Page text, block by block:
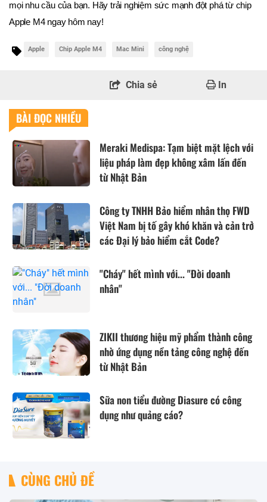
mọi nhu cầu của bạn. Hãy trải nghiệm sức mạnh đột phá từ chip
Apple M4 ngay hôm nay!
Apple Chip Apple M4 Mac Mini công nghệ
Chia sẻ In
BÀI ĐỌC NHIỀU
Meraki Medispa: Tạm biệt mặt lệch với
liệu pháp làm đẹp không xâm lấn đến
từ Nhật Bản
Công ty TNHH Bảo hiểm nhân thọ FWD
Việt Nam bị tố gây khó khăn và cản trở
các Đại lý bảo hiểm cắt Code?
"Cháy" hết mình với... "Đời doanh
nhân"
ZIKII thương hiệu mỹ phẩm thành công
nhờ ứng dụng nền tảng công nghệ đến
từ Nhật Bản
Sữa non tiểu đường Diasure có công
dụng như quảng cáo?
CÙNG CHỦ ĐỀ